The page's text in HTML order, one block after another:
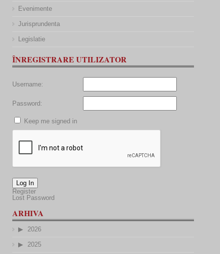
Evenimente
Jurisprundenta
Legislatie
ÎNREGISTRARE UTILIZATOR
Username:
Password:
Keep me signed in
Log In
Register
Lost Password
ARHIVA
2026
2025